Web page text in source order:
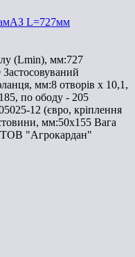
L=727мм
(Lmin), мм:727
Застосовуваний
мм:8 отворів х 10,1,
по ободу - 205
12 (євро, кріплення
мм:50х155 Вага
ТОВ "Агрокардан"